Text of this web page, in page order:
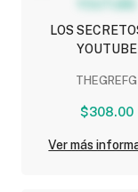
LOS
YOUTUBE
THEGREFG
$308.00
Ver más